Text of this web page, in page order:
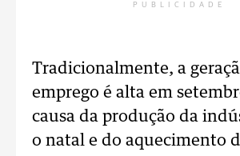
PUBLICIDADE
Tradicionalmente, a
emprego é alta em
causa da produção da
o natal e do aquecimento